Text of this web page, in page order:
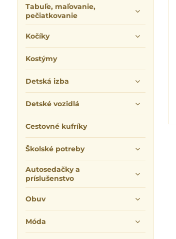
Tabuľe, maľovanie,
pečiatkovanie
Kočíky
Kostýmy
Detská izba
Detské vozidlá
Cestovné kufríky
Školské potreby
Autosedačky a
príslušenstvo
Obuv
Móda